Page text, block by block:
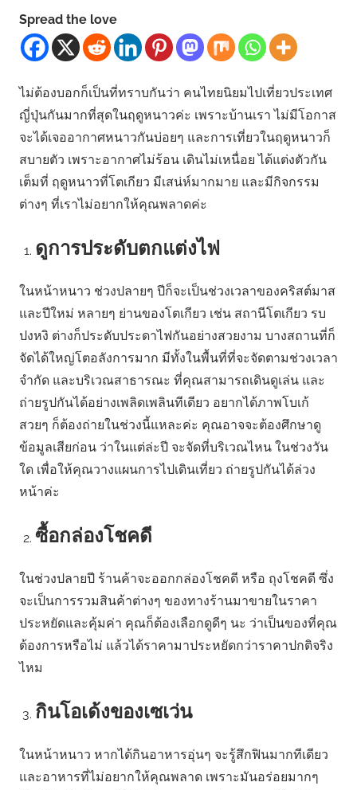
Spread the love
ไม่ต้องบอกก็เป็นที่ทราบกันว่า คนไทยนิยมไปเที่ยวประเทศ
ญี่ปุ่นกันมากที่สุดในฤดูหนาวค่ะ เพราะบ้านเรา ไม่มีโอกาส
จะได้เจออากาศหนาวกันบ่อยๆ และการเที่ยวในฤดูหนาวก็
สบายตัว เพราะอากาศไม่ร้อน เดินไม่เหนื่อย ได้แต่งตัวกัน
เต็มที่ ฤดูหนาวที่โตเกียว มีเสน่ห์มากมาย และมีกิจกรรม
ต่างๆ ที่เราไม่อยากให้คุณพลาดค่ะ
ดูการประดับตกแต่งไฟ
ในหน้าหนาว ช่วงปลายๆ ปีก็จะเป็นช่วงเวลาของคริสต์มาส
และปีใหม่ หลายๆ ย่านของโตเกียว เช่น สถานีโตเกียว รบ
ปงหงิ ต่างก็ประดับประดาไฟกันอย่างสวยงาม บางสถานที่ก็
จัดได้ใหญ่โตอลังการมาก มีทั้งในพื้นที่ที่จะจัดตามช่วงเวลา
จำกัด และบริเวณสาธารณะ ที่คุณสามารถเดินดูเล่น และ
ถ่ายรูปกันได้อย่างเพลิดเพลินทีเดียว อยากได้ภาพโบเก้
สวยๆ ก็ต้องถ่ายในช่วงนี้แหละค่ะ คุณอาจจะต้องศึกษาดู
ข้อมูลเสียก่อน ว่าในแต่ล่ะปี จะจัดที่บริเวณไหน ในช่วงวัน
ใด เพื่อให้คุณวางแผนการไปเดินเที่ยว ถ่ายรูปกันได้ล่วง
หน้าค่ะ
ซื้อกล่องโชคดี
ในช่วงปลายปี ร้านค้าจะออกกล่องโชคดี หรือ ถุงโชคดี ซึ่ง
จะเป็นการรวมสินค้าต่างๆ ของทางร้านมาขายในราคา
ประหยัดและคุ้มค่า คุณก็ต้องเลือกดูดีๆ นะ ว่าเป็นของที่คุณ
ต้องการหรือไม่ แล้วได้ราคามาประหยัดกว่าราคาปกติจริง
ไหม
กินโอเด้งของเซเว่น
ในหน้าหนาว หากได้กินอาหารอุ่นๆ จะรู้สึกฟินมากทีเดียว
และอาหารที่ไม่อยากให้คุณพลาด เพราะมันอร่อยมากๆ